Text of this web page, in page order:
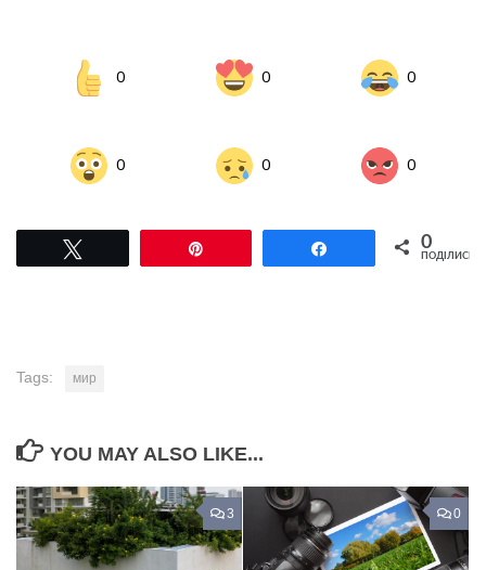
0 0 0
0 0 0
Поділитися0
ПОДІЛИСЬ
Tags: мир
YOU MAY ALSO LIKE...
3 0